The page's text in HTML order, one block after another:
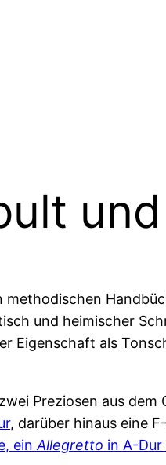
und heimischer
Eigenschaft als
Preziosen aus
, darüber hinaus eine
einAllegretto in A-Dur